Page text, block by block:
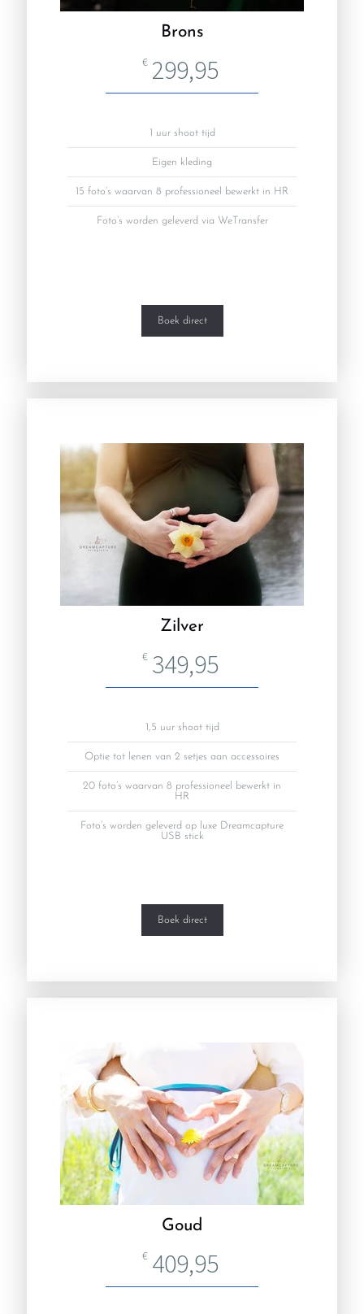
Brons
€ 299,95
1 uur shoot tijd
Eigen kleding
15 foto’s waarvan 8 professioneel bewerkt in HR
Foto’s worden geleverd via WeTransfer
Boek direct
Zilver
€ 349,95
1,5 uur shoot tijd
Optie tot lenen van 2 setjes aan accessoires
20 foto’s waarvan 8 professioneel bewerkt in
HR
Foto’s worden geleverd op luxe Dreamcapture
USB stick
Boek direct
Goud
€ 409,95